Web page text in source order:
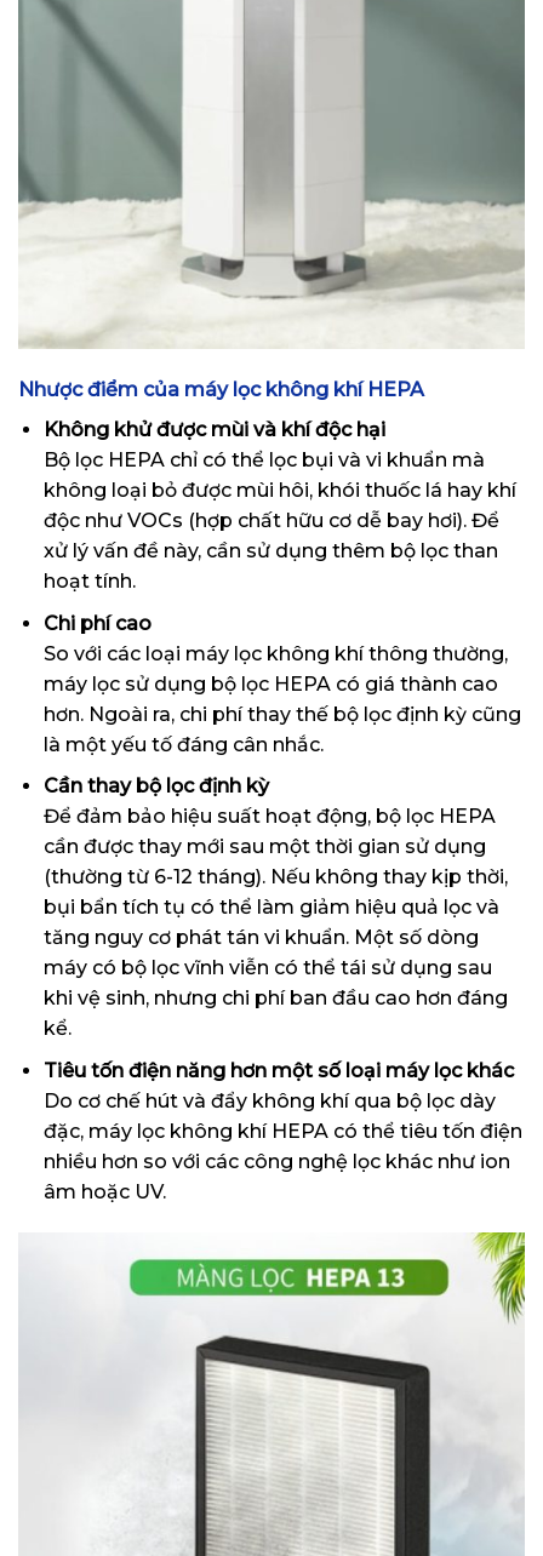
Nhược điểm của máy lọc không khí HEPA
Không khử được mùi và khí độc hại
Bộ lọc HEPA chỉ có thể lọc bụi và vi khuẩn mà
không loại bỏ được mùi hôi, khói thuốc lá hay khí
độc như VOCs (hợp chất hữu cơ dễ bay hơi). Để
xử lý vấn đề này, cần sử dụng thêm bộ lọc than
hoạt tính.
Chi phí cao
So với các loại máy lọc không khí thông thường,
máy lọc sử dụng bộ lọc HEPA có giá thành cao
hơn. Ngoài ra, chi phí thay thế bộ lọc định kỳ cũng
là một yếu tố đáng cân nhắc.
Cần thay bộ lọc định kỳ
Để đảm bảo hiệu suất hoạt động, bộ lọc HEPA
cần được thay mới sau một thời gian sử dụng
(thường từ 6-12 tháng). Nếu không thay kịp thời,
bụi bẩn tích tụ có thể làm giảm hiệu quả lọc và
tăng nguy cơ phát tán vi khuẩn. Một số dòng
máy có bộ lọc vĩnh viễn có thể tái sử dụng sau
khi vệ sinh, nhưng chi phí ban đầu cao hơn đáng
kể.
Tiêu tốn điện năng hơn một số loại máy lọc khác
Do cơ chế hút và đẩy không khí qua bộ lọc dày
đặc, máy lọc không khí HEPA có thể tiêu tốn điện
nhiều hơn so với các công nghệ lọc khác như ion
âm hoặc UV.